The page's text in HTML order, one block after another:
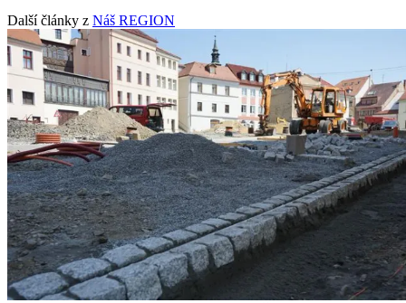
Další články z Náš REGION